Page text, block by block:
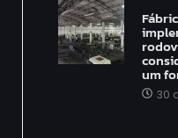
um
30